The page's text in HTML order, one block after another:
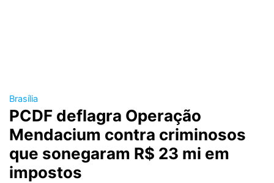
Brasília
PCDF deflagra Operação
Mendacium contra criminosos
que sonegaram R$ 23 mi em
impostos